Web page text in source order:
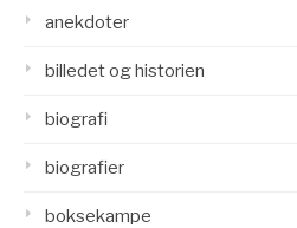
anekdoter
billedet og historien
biografi
biografier
boksekampe